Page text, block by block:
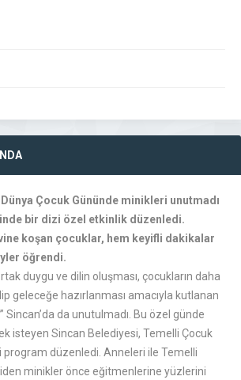
Çocuk Gününde minikleri unutmadı
bir dizi özel etkinlik düzenledi.
koşan çocuklar, hem keyifli dakikalar
öğrendi.
duygu ve dilin oluşması, çocukların daha
geleceğe hazırlanması amacıyla kutlanan
Sincan’da da unutulmadı. Bu özel günde
isteyen Sincan Belediyesi, Temelli Çocuk
program düzenledi. Anneleri ile Temelli
minikler önce eğitmenlerine yüzlerini